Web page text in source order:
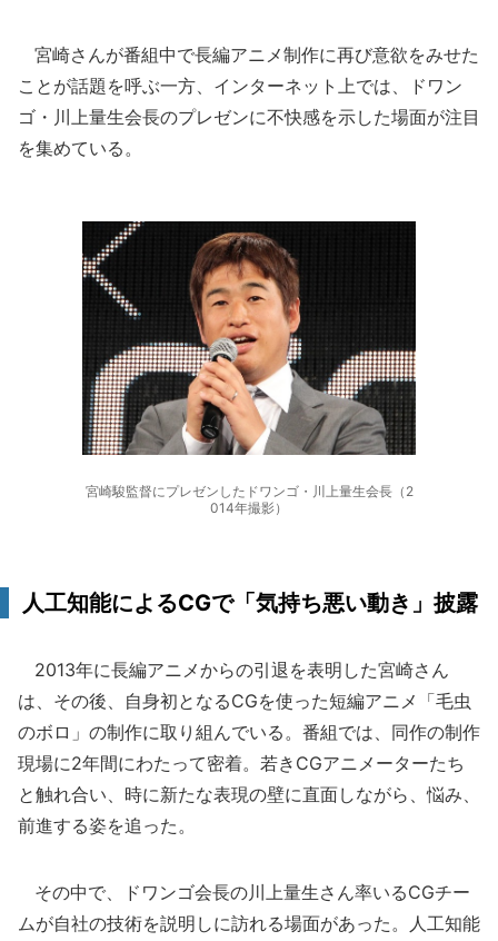
宮崎さんが番組中で長編アニメ制作に再び意欲をみせた
ことが話題を呼ぶ一方、インターネット上では、ドワン
ゴ・川上量生会長のプレゼンに不快感を示した場面が注目
を集めている。
宮崎駿監督にプレゼンしたドワンゴ・川上量生会長（2
014年撮影）
人工知能によるCGで「気持ち悪い動き」披露
2013年に長編アニメからの引退を表明した宮崎さん
は、その後、自身初となるCGを使った短編アニメ「毛虫
のボロ」の制作に取り組んでいる。番組では、同作の制作
現場に2年間にわたって密着。若きCGアニメーターたち
と触れ合い、時に新たな表現の壁に直面しながら、悩み、
前進する姿を追った。
その中で、ドワンゴ会長の川上量生さん率いるCGチー
ムが自社の技術を説明しに訪れる場面があった。人工知能